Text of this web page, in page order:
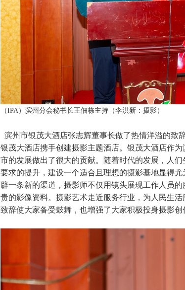
（IPA）滨州分会秘书长王佃栋主持（李洪新：摄影）
滨州市银茂大酒店张志辉董事长做了热情洋溢的致
银茂大酒店携手创建摄影主题酒店。银茂大酒店作
市的发展做出了很大的贡献。随着时代的发展，人
要求的提升，建设一个适合且理想的摄影基地显得
辟一条新的渠道，摄影师不仅用镜头展现工作人员
贵的影像资料。摄影艺术走近服务行业，为人民生
致辞使大家备受鼓舞，也增强了大家积极投身摄影创